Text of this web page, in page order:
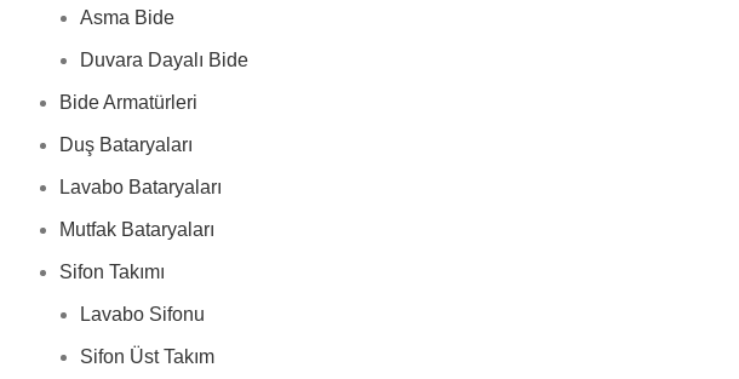
Asma Bide
Duvara Dayalı Bide
Bide Armatürleri
Duş Bataryaları
Lavabo Bataryaları
Mutfak Bataryaları
Sifon Takımı
Lavabo Sifonu
Sifon Üst Takım